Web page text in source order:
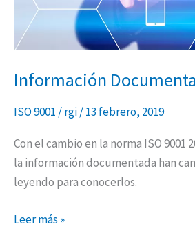
Información
ISO 9001 /rgi/13 febrero, 2019
Con el cambio en la norma ISO 9001
la información documentada han
leyendo para conocerlos.
Leer más »